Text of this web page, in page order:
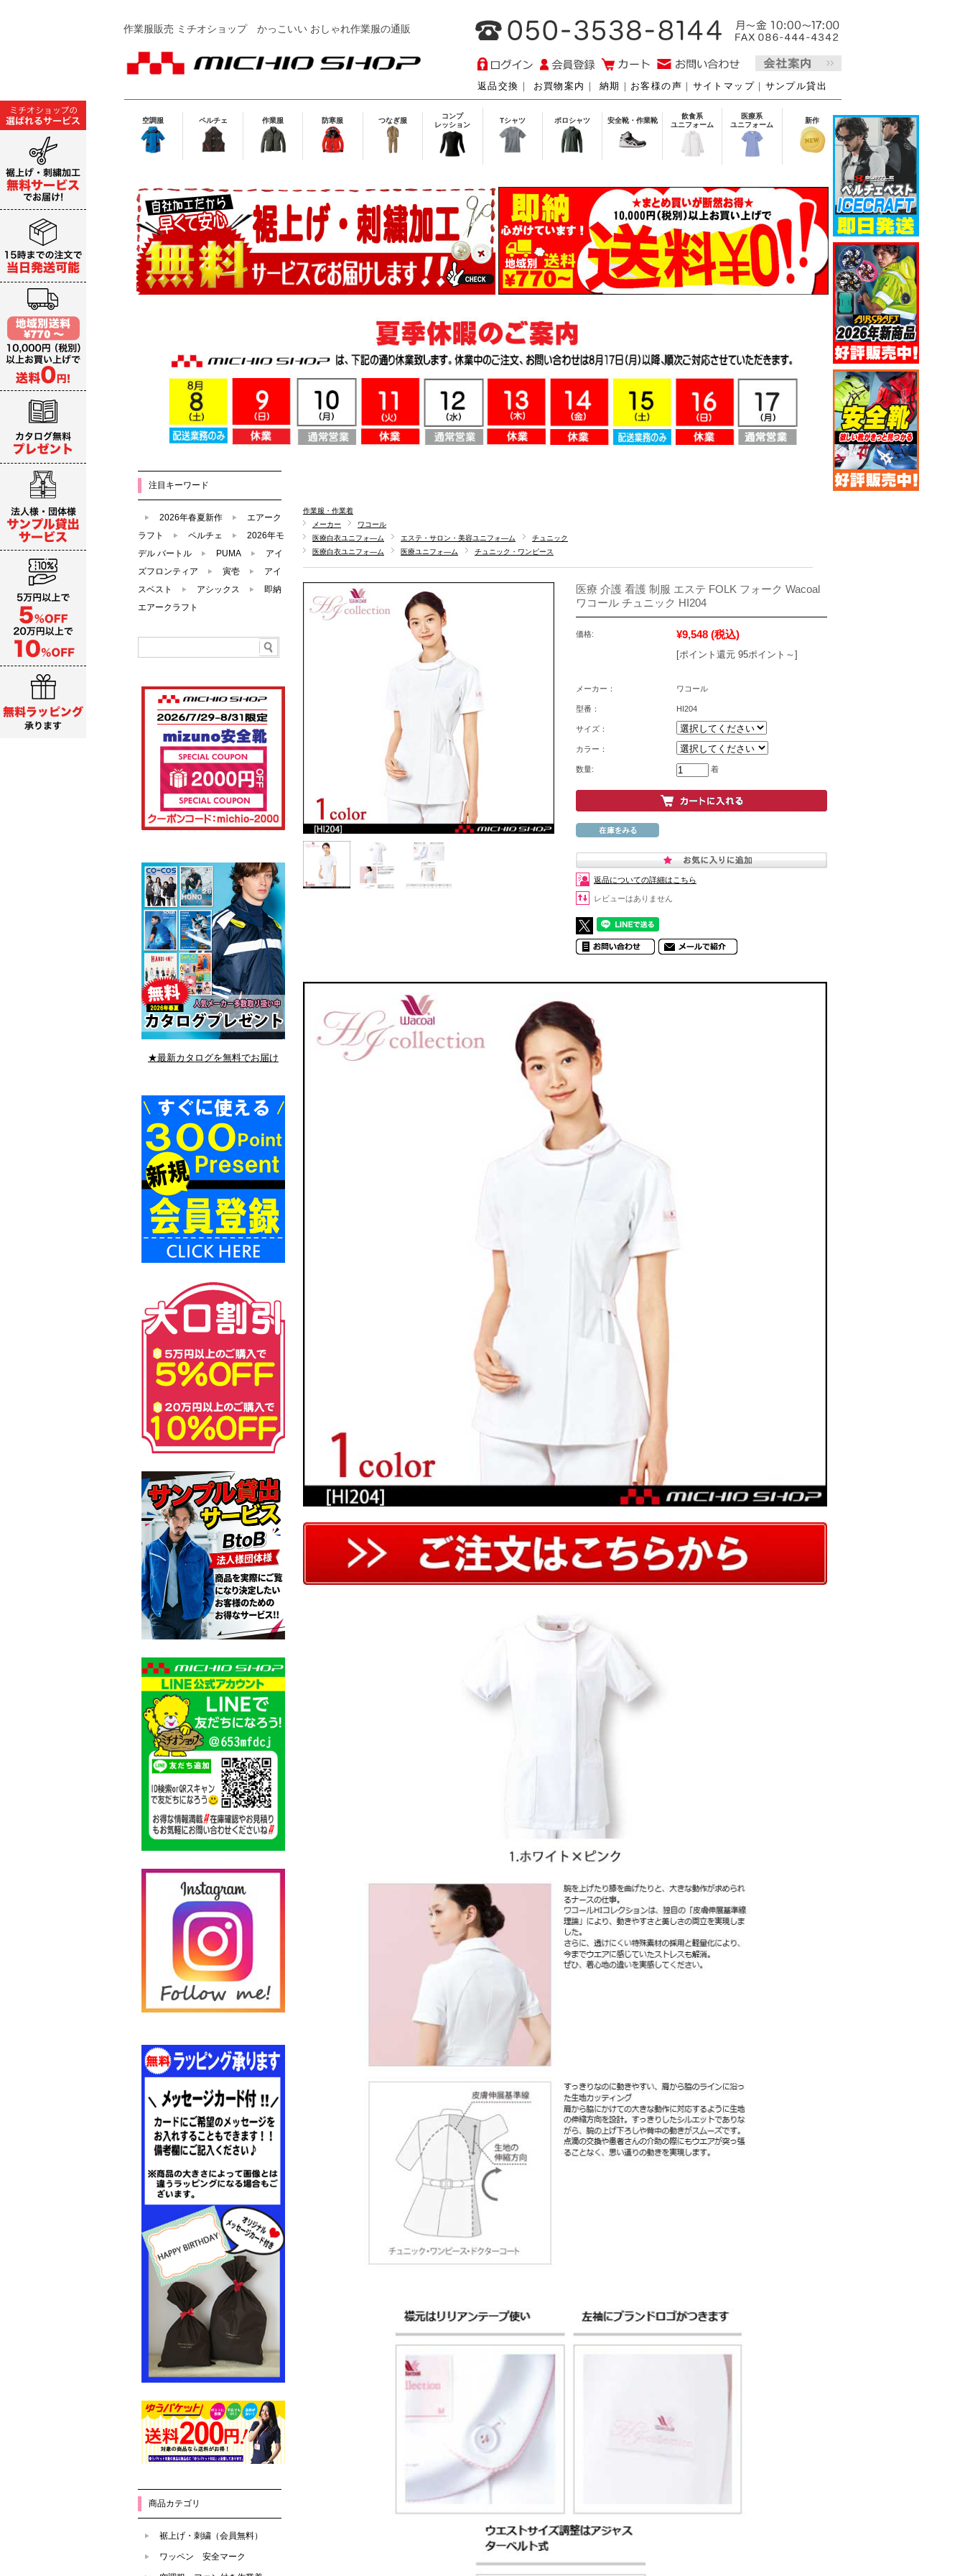
作業服販売 ミチオショップかっこいい おしゃれ作業服の通販
返品交換 ｜ お買物案内 ｜ 納期 ｜ お客様の声 ｜ サイトマップ ｜ サンプル貸出
空調服 ペルチェ 作業服 防寒服 つなぎ服
コンプ
レッション
Tシャツ ポロシャツ 安全靴・作業靴
飲食系
ユニフォーム
医療系
ユニフォーム
新作
作業服・作業着
メーカー
ワコール
医療白衣ユニフォ―ム
エステ・サロン・美容ユニフォ―ム
チュニック
医療白衣ユニフォ―ム
医療ユニフォ―ム チュニック・ワンピース
医療 介護 看護 制服 エステ FOLK フォーク Wacoal
ワコール チュニック HI204
価格: ¥9,548 (税込)
[ポイント還元 95ポイント～]
メーカー： ワコール
型番： HI204
サイズ：
カラー：
数量: 着
返品についての詳細はこちら
レビューはありません
注目キーワード
2026年春夏新作
エアーク
ラフト
ペルチェ
2026年モ
デル バートル
PUMA
アイ
ズフロンティア
寅壱
アイ
スベスト
アシックス
即納
エアークラフト
★最新カタログを無料でお届け
商品カテゴリ
裾上げ・刺繍（会員無料）
ワッペン 安全マーク